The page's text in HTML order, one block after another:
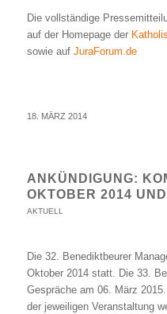
Die vollständige
auf der Homepage der
sowie auf JuraForum.de
18. MÄRZ 2014
ANKÜNDIGUNG:
OKTOBER 2014
AKTUELL
Die 32. Benediktbeurer
Oktober 2014 statt. Die 33.
Gespräche am 06. März
der jeweiligen Veranstaltung